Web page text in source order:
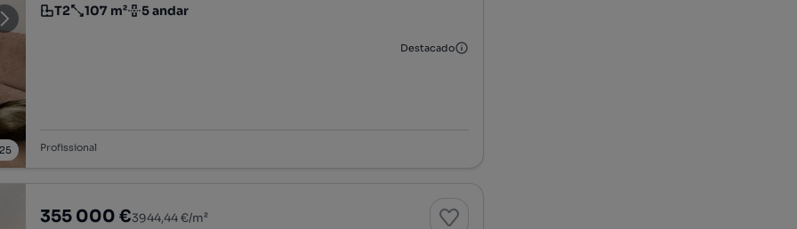
25
Tipologia
T2
Preço por metro quadrado
107 m²
Andar 5 andar
Destacado
Profissional
355 000 €3944,44 €/m²